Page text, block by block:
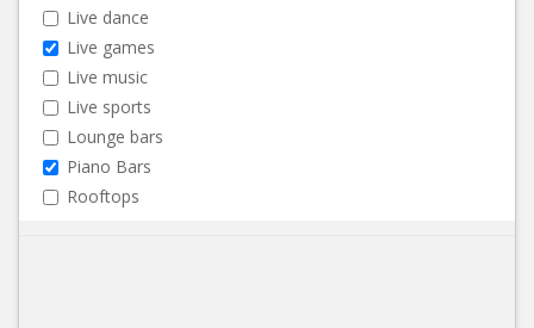
Live dance
Live games
Live music
Live sports
Lounge bars
Piano Bars
Rooftops